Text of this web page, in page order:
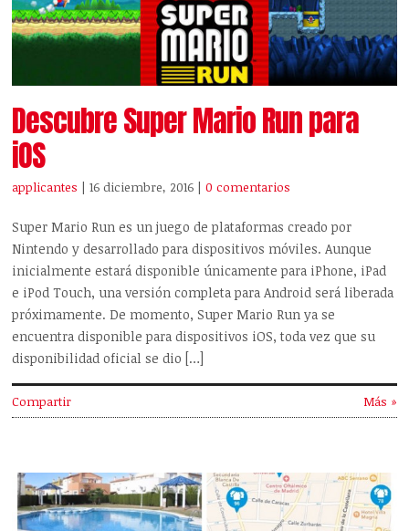
Descubre Super Mario Run para
iOS
applicantes | 16 diciembre, 2016 |0 comentarios
Super Mario Run es un juego de plataformas creado por
Nintendo y desarrollado para dispositivos móviles. Aunque
inicialmente estará disponible únicamente para iPhone, iPad
e iPod Touch, una versión completa para Android será liberada
próximamente. De momento, Super Mario Run ya se
encuentra disponible para dispositivos iOS, toda vez que su
disponibilidad oficial se dio […]
Compartir Más »